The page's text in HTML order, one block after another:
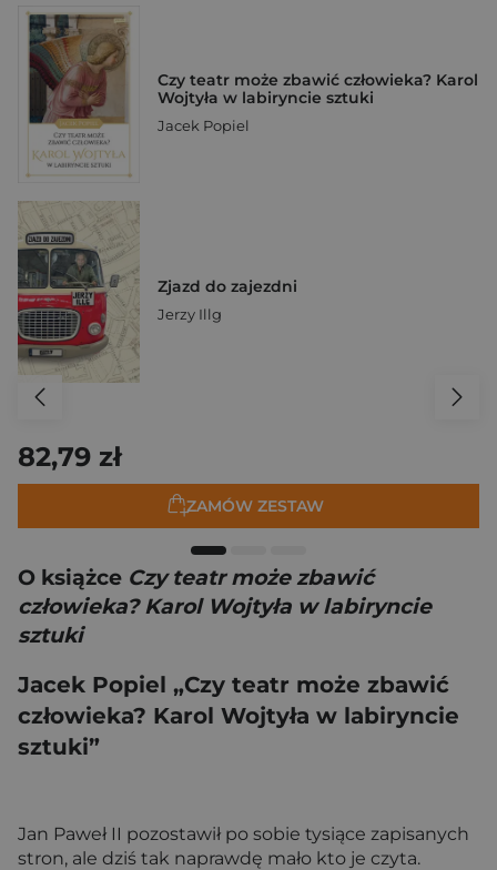
Czy teatr może zbawić człowieka? Karol
Wojtyła w labiryncie sztuki
Jacek Popiel
Zjazd do zajezdni
Jerzy Illg
82,79 zł
ZAMÓW ZESTAW
O książce Czy teatr może zbawić
człowieka? Karol Wojtyła w labiryncie
sztuki
Jacek Popiel „Czy teatr może zbawić
człowieka? Karol Wojtyła w labiryncie
sztuki”
Jan Paweł II pozostawił po sobie tysiące zapisanych
stron, ale dziś tak naprawdę mało kto je czyta.